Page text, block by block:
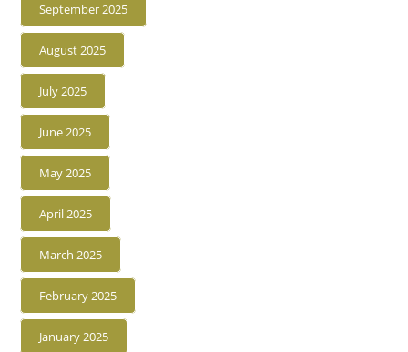
September 2025
August 2025
July 2025
June 2025
May 2025
April 2025
March 2025
February 2025
January 2025